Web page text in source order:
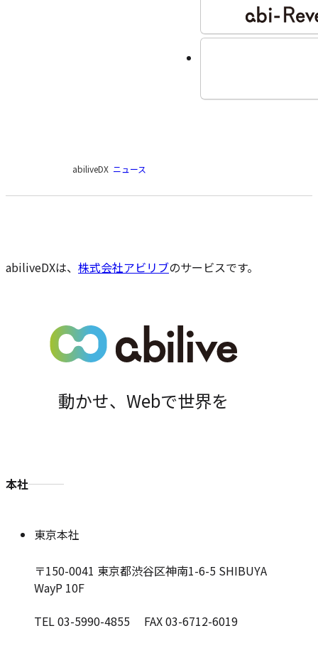
の
の
abiliveDX ニュース
abiliveDXは、 株式会社アビリブのサービスです。
動かせ、Webで世界を
本社
東京本社
〒150-0041 東京都渋谷区神南1-6-5 SHIBUYA
WayP 10F
TEL 03-5990-4855 FAX 03-6712-6019